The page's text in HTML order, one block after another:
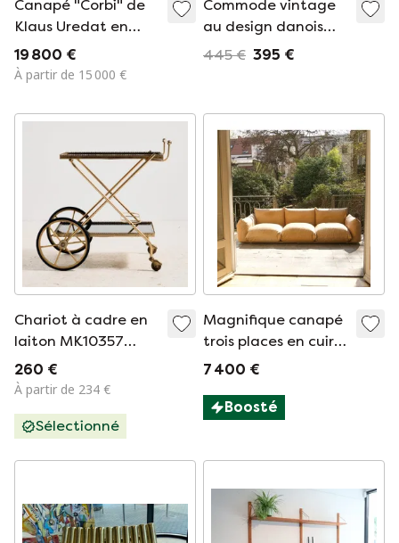
Canapé "Corbi" de
Klaus Uredat en
mohair neuf pour
COR, Allemagne -
19 800 €
À partir de 15 000 €
Commode vintage
au design danois
par Poul Hundevad
445 € 395 €
Chariot à cadre en
laiton MK10357
Maison Jansen
(France)
260 €
À partir de 234 €
Sélectionné
Magnifique canapé
trois places en cuir
naturel signé Mario
7 400 €
Boosté